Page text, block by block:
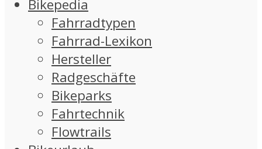
Bikepedia
Fahrradtypen
Fahrrad-Lexikon
Hersteller
Radgeschäfte
Bikeparks
Fahrtechnik
Flowtrails